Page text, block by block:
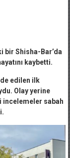
bir Shisha-Bar’da
kaybetti.
edilen ilk
Olay yerine
incelemeler sabah